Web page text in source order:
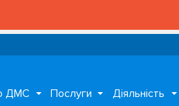
ДМС Послуги Діяльність